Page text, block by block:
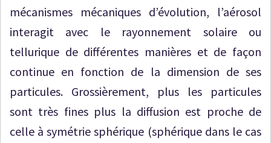
mécanismes mécaniques d’évolution, l’aérosol
interagit avec le rayonnement solaire ou
tellurique de différentes manières et de façon
continue en fonction de la dimension de ses
particules. Grossièrement, plus les particules
sont très fines plus la diffusion est proche de
celle à symétrie sphérique (sphérique dans le cas